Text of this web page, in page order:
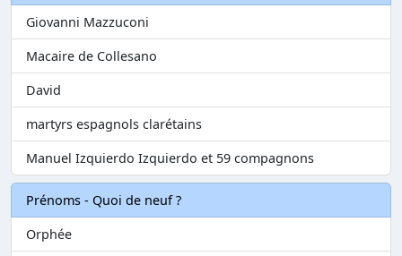
Giovanni Mazzuconi
Macaire de Collesano
David
martyrs espagnols clarétains
Manuel Izquierdo Izquierdo et 59 compagnons
Prénoms - Quoi de neuf ?
Orphée